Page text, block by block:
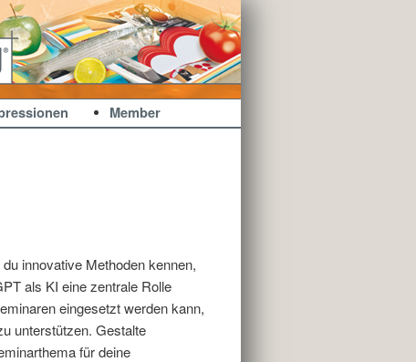
Member
innovative Methoden kennen,
als KI eine zentrale Rolle
eingesetzt werden kann,
unterstützen. Gestalte
für deine